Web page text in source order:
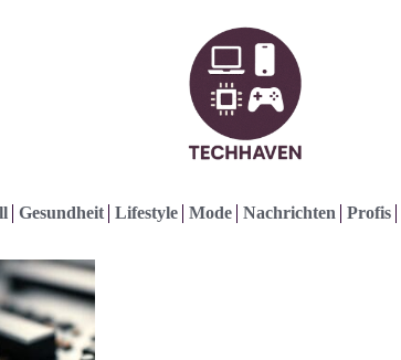
Gesundheit Lifestyle Mode Nachrichten Profis